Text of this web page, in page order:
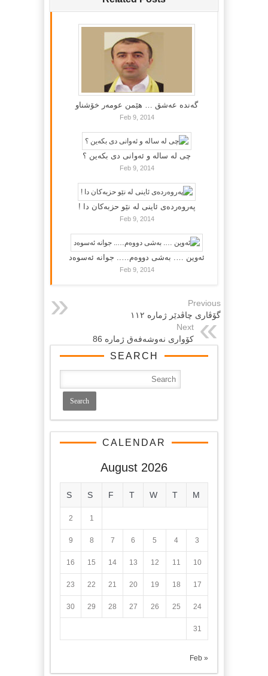
گه‌نده‌ عه‌شق … هێمن عومه‌ر خۆشناو
Feb 9, 2014
چی لە سالە و ئەوانی دی بكەین ؟
Feb 9, 2014
پەروەردەی ئاینی لە نێو حزبەکان دا !
Feb 9, 2014
ئەوین …. بەشی دووەم….. جوانە ئەسوەد
Feb 9, 2014
Previous
گۆڤاری چاڤدێر ژمارە ١١٢
Next
کۆواری نەوشەفەق ژمارە 86
SEARCH
CALENDAR
August 2026
M
T
W
T
F
S
S
1
2
3
4
5
6
7
8
9
10
11
12
13
14
15
16
17
18
19
20
21
22
23
24
25
26
27
28
29
30
31
« Feb